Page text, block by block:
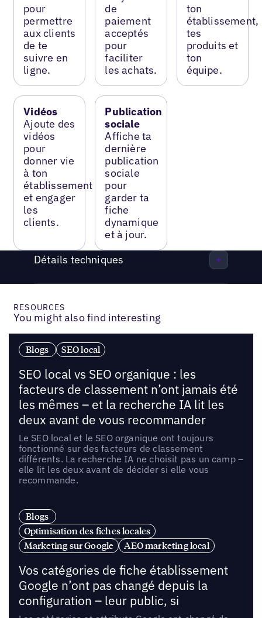
pour
permettre
aux clients
de te
suivre en
ligne.
de
paiement
acceptés
pour
faciliter
les achats.
ton
établissement,
tes
produits et
ton
équipe.
Vidéos
Ajoute des
vidéos
pour
donner vie
à ton
établissement
et engager
les
clients.
Publication
sociale
Affiche ta
dernière
publication
sociale
pour
garder ta
fiche
dynamique
et à jour.
Détails techniques
RESOURCES
You might also find interesting
Blogs SEO local
SEO local vs SEO organique : les
facteurs de classement n’ont jamais été
les mêmes – et la recherche IA lit les
deux avant de vous recommander
Le SEO local et le SEO organique ont toujours
fonctionné sur des facteurs de classement
différents. La recherche IA ne choisit pas un camp –
elle lit les deux avant de décider si elle vous
recommande.
Blogs
Optimisation des fiches locales
Marketing sur Google
AEO marketing local
Vos catégories de fiche établissement
Google n’ont pas changé depuis la
configuration – leur public, si